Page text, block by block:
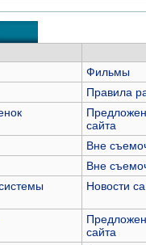
Фильмы
Правила
сайта
Вне
Вне
Новости
сайта